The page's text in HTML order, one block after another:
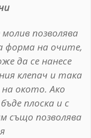
позволява
форма на очите,
да се нанесе
клепач и така
окото. Ако
плоска и с
също позволява